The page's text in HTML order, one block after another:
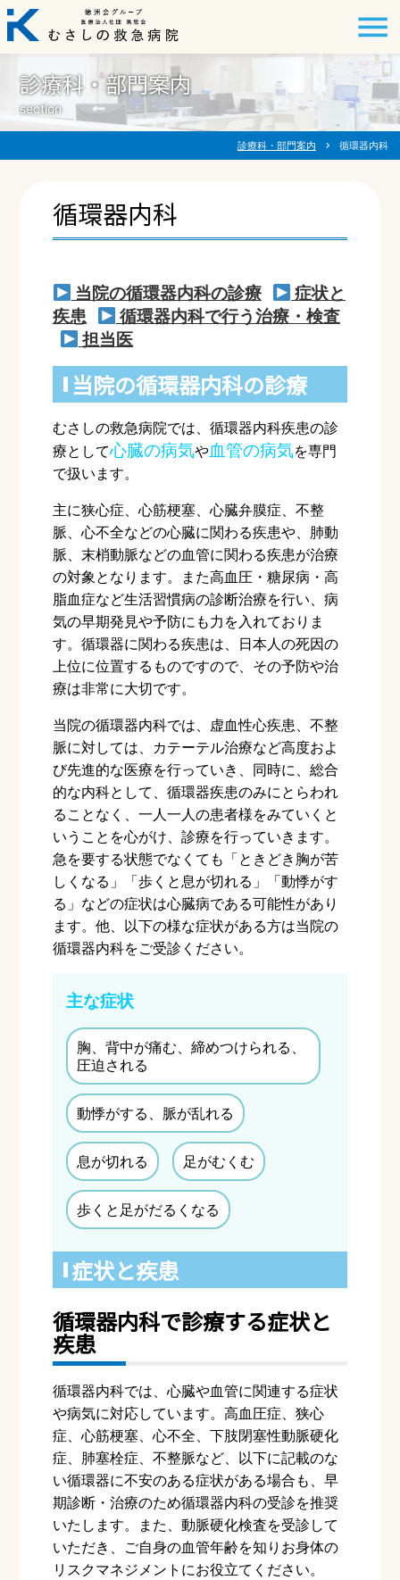
診療科・部門案内
section
診療科・部門案内 chevron_right 循環器内科
循環器内科
当院の循環器内科の診療
症状と
疾患
循環器内科で行う治療・検査
担当医
当院の循環器内科の診療
むさしの救急病院では、循環器内科疾患の診
療として心臓の病気や血管の病気を専門
で扱います。
主に狭心症、心筋梗塞、心臓弁膜症、不整
脈、心不全などの心臓に関わる疾患や、肺動
脈、末梢動脈などの血管に関わる疾患が治療
の対象となります。また高血圧・糖尿病・高
脂血症など生活習慣病の診断治療を行い、病
気の早期発見や予防にも力を入れておりま
す。循環器に関わる疾患は、日本人の死因の
上位に位置するものですので、その予防や治
療は非常に大切です。
当院の循環器内科では、虚血性心疾患、不整
脈に対しては、カテーテル治療など高度およ
び先進的な医療を行っていき、同時に、総合
的な内科として、循環器疾患のみにとらわれ
ることなく、一人一人の患者様をみていくと
いうことを心がけ、診療を行っていきます。
急を要する状態でなくても「ときどき胸が苦
しくなる」「歩くと息が切れる」「動悸がす
る」などの症状は心臓病である可能性があり
ます。他、以下の様な症状がある方は当院の
循環器内科をご受診ください。
主な症状
胸、背中が痛む、締めつけられる、
圧迫される
動悸がする、脈が乱れる
息が切れる 足がむくむ
歩くと足がだるくなる
症状と疾患
循環器内科で診療する症状と
疾患
循環器内科では、心臓や血管に関連する症状
や病気に対応しています。高血圧症、狭心
症、心筋梗塞、心不全、下肢閉塞性動脈硬化
症、肺塞栓症、不整脈など、以下に記載のな
い循環器に不安のある症状がある場合も、早
期診断・治療のため循環器内科の受診を推奨
いたします。また、動脈硬化検査を受診して
いただき、ご自身の血管年齢を知りお身体の
リスクマネジメントにお役立てください。